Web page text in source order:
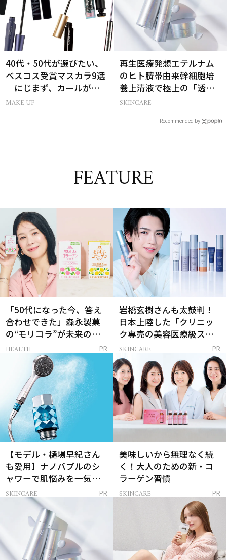
40代・50代が選びたい、
ベスコス受賞マスカラ9選
｜にじまず、カールが続
く名品
MAKE UP
再生医療発想エテルナム
のヒト臍帯由来幹細胞培
養上清液で極上の「透明
感ハリ肌」へ
SKINCARE
Recommended by
FEATURE
「50代になった今、答え
合わせできた」森永製菓
の“モリコラ”が未来のキ
レイを連れてくる！
HEALTH PR
岩橋玄樹さんも太鼓判！
日本上陸した「クリニッ
ク専売の美容医療級スキ
ンケア」
SKINCARE PR
【モデル・樋場早紀さん
も愛用】ナノバブルのシ
ャワーで肌悩みを一気に
解決
SKINCARE PR
美味しいから無理なく続
く！大人のための新・コ
ラーゲン習慣
SKINCARE PR